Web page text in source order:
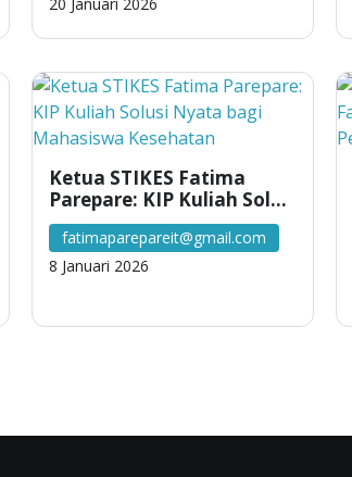
20 Januari 2026
Ketua STIKES Fatima
Parepare: KIP Kuliah Solusi
Nyata bagi Mahasiswa
Kesehatan
fatimaparepareit@gmail.com
8 Januari 2026